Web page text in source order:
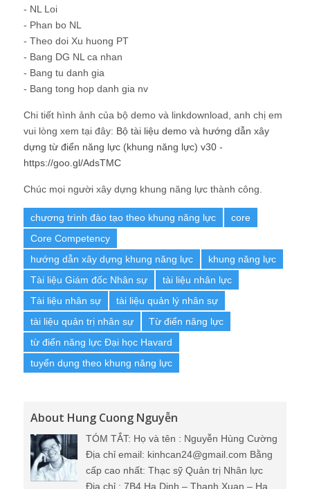
- Bang tong hop danh gia nv
Chi tiết hình ảnh của bộ demo và linkdownload, anh chị em
vui lòng xem tại đây: Bộ tài liệu demo và hướng dẫn xây
dựng từ điển năng lực (khung năng lực) v30
https://goo.gl/AdsTMC
chương trình đào tạo theo khung năng lực
core
Core Competency
Tài liệu Giám đốc Nhân sự
tài liệu nhân lực
Tài liệu nhân sự
tài liệu quản lý nhân sự
tài liệu quản trị nhân sự
từ điển năng lực Đại học Havard
tuyển dụng theo khung năng lực
About Hung Cuong Nguyễn
TÓM TẮT: Họ và tên : Nguyễn Hùng Cường
Địa chỉ email: kinhcan24@gmail.com Bằng
Noi Điện thoại : 0988 833 616 Cấp bậc hiện tại: Leader
(CEO/ Tư vấn Hệ thống Quản trị Nhân sự) Năm kinh
nghiệm: > 10 Năm Ngành nghề: Nhân sự Nơi làm việc:
Hà Nội hoặc Hồ Chí Minh
View all posts by Hung Cuong Nguyễn